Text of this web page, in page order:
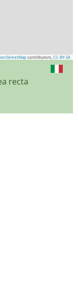
contributors, CC-BY-SA
recta